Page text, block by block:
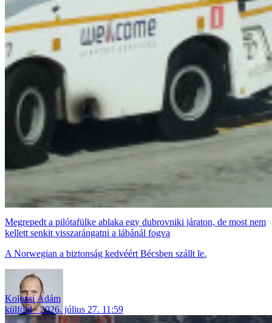
Megrepedt a pilótafülke ablaka egy dubrovniki járaton, de most nem
kellett senkit visszarángatni a lábánál fogva
A Norwegian a biztonság kedvéért Bécsben szállt le.
Kolozsi Ádám
külföld
2026. július 27. 11:59